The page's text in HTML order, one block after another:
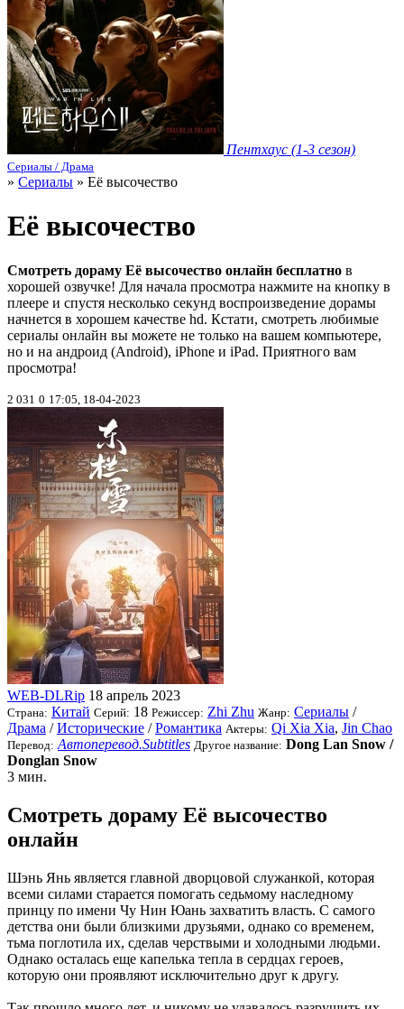
Пентхаус (1-3 сезон)
Сериалы / Драма
» Сериалы » Её высочество
Её высочество
Смотреть дораму Её высочество онлайн бесплатно в
хорошей озвучке! Для начала просмотра нажмите на кнопку в
плеере и спустя несколько секунд воспроизведение дорамы
начнется в хорошем качестве hd. Кстати, смотреть любимые
сериалы онлайн вы можете не только на вашем компьютере,
но и на андроид (Android), iPhone и iPad. Приятного вам
просмотра!
2 031 0 17:05, 18-04-2023
WEB-DLRip 18 апрель 2023
Страна: Китай Серий: 18 Режиссер: Zhi Zhu Жанр: Сериалы /
Драма /Исторические /Романтика Актеры: Qi Xia Xia, Jin Chao
Перевод: Автоперевод.Subtitles Другое название: Dong Lan Snow /
Donglan Snow
3 мин.
Смотреть дораму Её высочество
онлайн
Шэнь Янь является главной дворцовой служанкой, которая
всеми силами старается помогать седьмому наследному
принцу по имени Чу Нин Юань захватить власть. С самого
детства они были близкими друзьями, однако со временем,
тьма поглотила их, сделав черствыми и холодными людьми.
Однако осталась еще капелька тепла в сердцах героев,
которую они проявляют исключительно друг к другу.